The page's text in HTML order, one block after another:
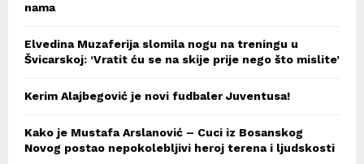
nama
Elvedina Muzaferija slomila nogu na treningu u
Švicarskoj: ‘Vratit ću se na skije prije nego što mislite’
Kerim Alajbegović je novi fudbaler Juventusa!
Kako je Mustafa Arslanović – Cuci iz Bosanskog
Novog postao nepokolebljivi heroj terena i ljudskosti